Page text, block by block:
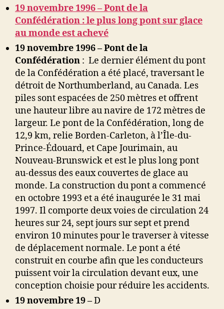
19 novembre 1996 – Pont de la
Confédération : le plus long pont sur glace
au monde est achevé
19 novembre 1996 – Pont de la
Confédération : Le dernier élément du pont
de la Confédération a été placé, traversant le
détroit de Northumberland, au Canada. Les
piles sont espacées de 250 mètres et offrent
une hauteur libre au navire de 172 mètres de
largeur. Le pont de la Confédération, long de
12,9 km, relie Borden-Carleton, à l’Île-du-
Prince-Édouard, et Cape Jourimain, au
Nouveau-Brunswick et est le plus long pont
au-dessus des eaux couvertes de glace au
monde. La construction du pont a commencé
en octobre 1993 et ​​a été inaugurée le 31 mai
1997. Il comporte deux voies de circulation 24
heures sur 24, sept jours sur sept et prend
environ 10 minutes pour le traverser à vitesse
de déplacement normale. Le pont a été
construit en courbe afin que les conducteurs
puissent voir la circulation devant eux, une
conception choisie pour réduire les accidents.
19 novembre 19 –D